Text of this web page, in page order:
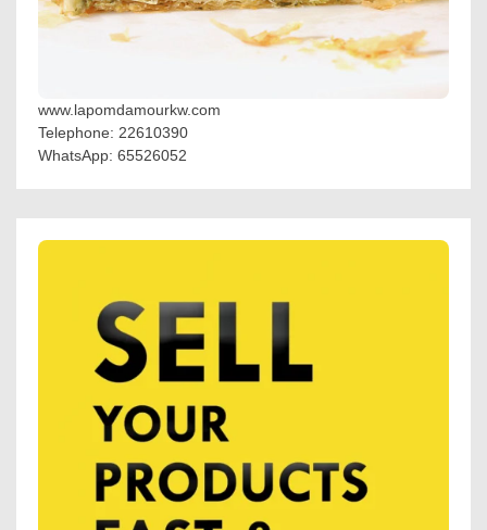
www.lapomdamourkw.com
Telephone: 22610390
WhatsApp: 65526052